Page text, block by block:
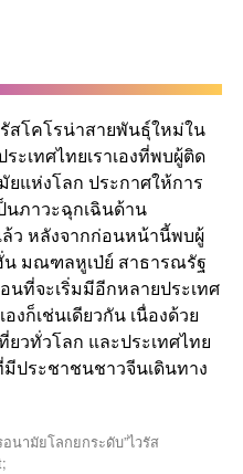
สโคโรน่าสายพันธุ์ใหม่ใน
ะเทศไทยเราเองที่พบผู้ติด
ยแห่งโลก ประกาศให้การ
นภาวะฉุกเฉินด้าน
ว หลังจากก่อนหน้านี้พบผู้
น มณฑลหูเป่ย์ สาธารณรัฐ
ที่จะเริ่มมีอีกหลายประเทศ
งก็เช่นเดียวกัน เนื่องด้วย
วทั่วโลก และประเทศไทย
มีประชาชนชาวจีนเดินทาง